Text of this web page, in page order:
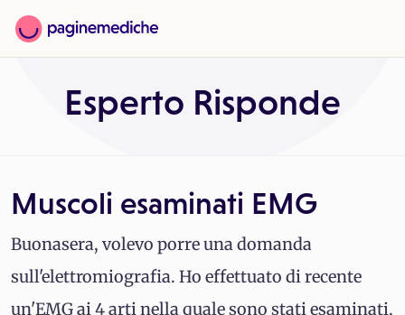
Esperto Risponde
Muscoli esaminati EMG
Buonasera, volevo porre una domanda
sull'elettromiografia. Ho effettuato di recente
un'EMG ai 4 arti nella quale sono stati esaminati,